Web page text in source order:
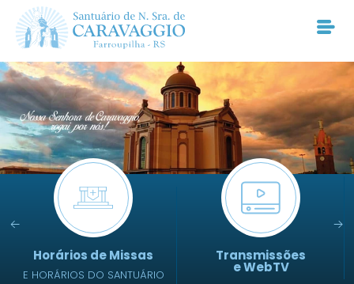
Horários de Missas
E HORÁRIOS DO SANTUÁRIO
Transmissões
e WebTV